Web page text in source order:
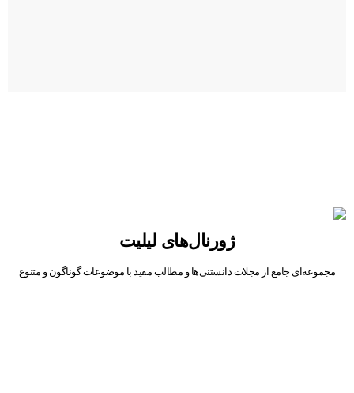
ژورنال‌های لیلیت
مجموعه‌ای جامع از مجلات دانستنی‌ها و مطالب مفید با موضوعات گوناگون و متنوع